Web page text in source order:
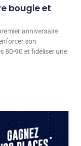
bougie et
anniversaire
son
80-90 et fidéliser une